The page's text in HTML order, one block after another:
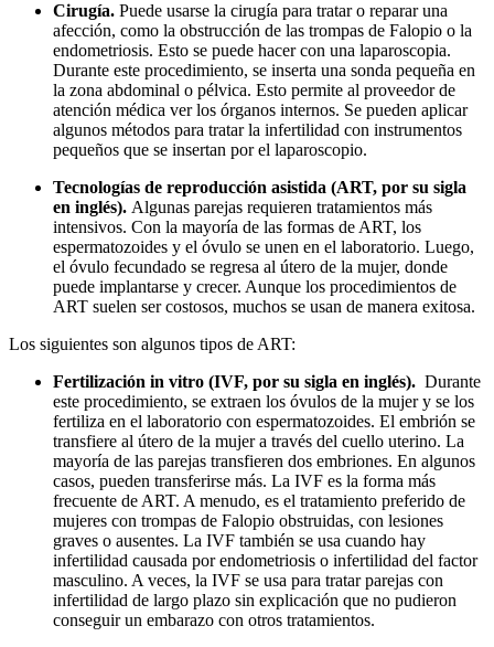
Cirugía. Puede usarse la cirugía para tratar o reparar una
afección, como la obstrucción de las trompas de Falopio o la
endometriosis. Esto se puede hacer con una laparoscopia.
Durante este procedimiento, se inserta una sonda pequeña en
la zona abdominal o pélvica. Esto permite al proveedor de
atención médica ver los órganos internos. Se pueden aplicar
algunos métodos para tratar la infertilidad con instrumentos
pequeños que se insertan por el laparoscopio.
Tecnologías de reproducción asistida (ART, por su sigla
en inglés). Algunas parejas requieren tratamientos más
intensivos. Con la mayoría de las formas de ART, los
espermatozoides y el óvulo se unen en el laboratorio. Luego,
el óvulo fecundado se regresa al útero de la mujer, donde
puede implantarse y crecer. Aunque los procedimientos de
ART suelen ser costosos, muchos se usan de manera exitosa.
Los siguientes son algunos tipos de ART:
Fertilización in vitro (IVF, por su sigla en inglés). Durante
este procedimiento, se extraen los óvulos de la mujer y se los
fertiliza en el laboratorio con espermatozoides. El embrión se
transfiere al útero de la mujer a través del cuello uterino. La
mayoría de las parejas transfieren dos embriones. En algunos
casos, pueden transferirse más. La IVF es la forma más
frecuente de ART. A menudo, es el tratamiento preferido de
mujeres con trompas de Falopio obstruidas, con lesiones
graves o ausentes. La IVF también se usa cuando hay
infertilidad causada por endometriosis o infertilidad del factor
masculino. A veces, la IVF se usa para tratar parejas con
infertilidad de largo plazo sin explicación que no pudieron
conseguir un embarazo con otros tratamientos.